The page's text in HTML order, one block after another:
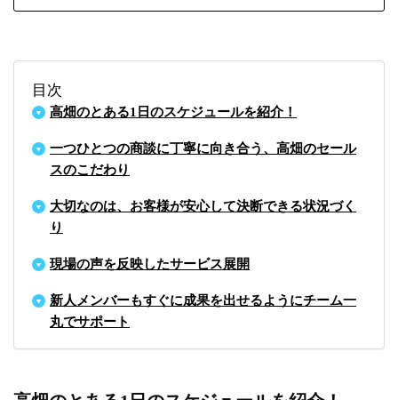
目次
高畑のとある1日のスケジュールを紹介！
一つひとつの商談に丁寧に向き合う、高畑のセール
スのこだわり
大切なのは、お客様が安心して決断できる状況づく
り
現場の声を反映したサービス展開
新人メンバーもすぐに成果を出せるようにチーム一
丸でサポート